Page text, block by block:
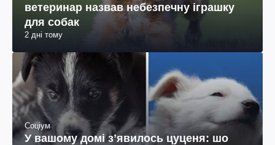
ветеринар назвав небезпечну іграшку
для собак
2 дні тому
Соціум
У вашому домі зʼявилось цуценя: шо